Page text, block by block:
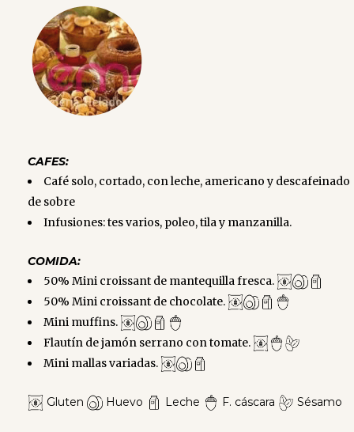
CAFES:
Café solo, cortado, con leche, americano y descafeinado
de sobre
Infusiones: tes varios, poleo, tila y manzanilla.
COMIDA:
50% Mini croissant de mantequilla fresca.
50% Mini croissant de chocolate.
Mini muffins.
Flautín de jamón serrano con tomate.
Mini mallas variadas.
Gluten Huevo Leche F. cáscara Sésamo